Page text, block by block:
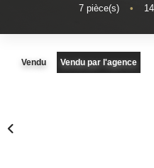
7pièce(s) •
Vendu Vendu par l'agence